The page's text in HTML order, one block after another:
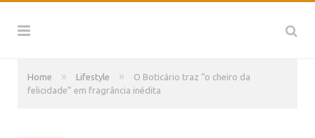
Home » Lifestyle »
O Boticário traz “o cheiro da
felicidade” em fragrância inédita